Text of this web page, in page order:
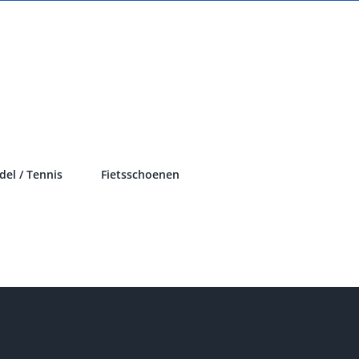
/ Tennis Fietsschoenen